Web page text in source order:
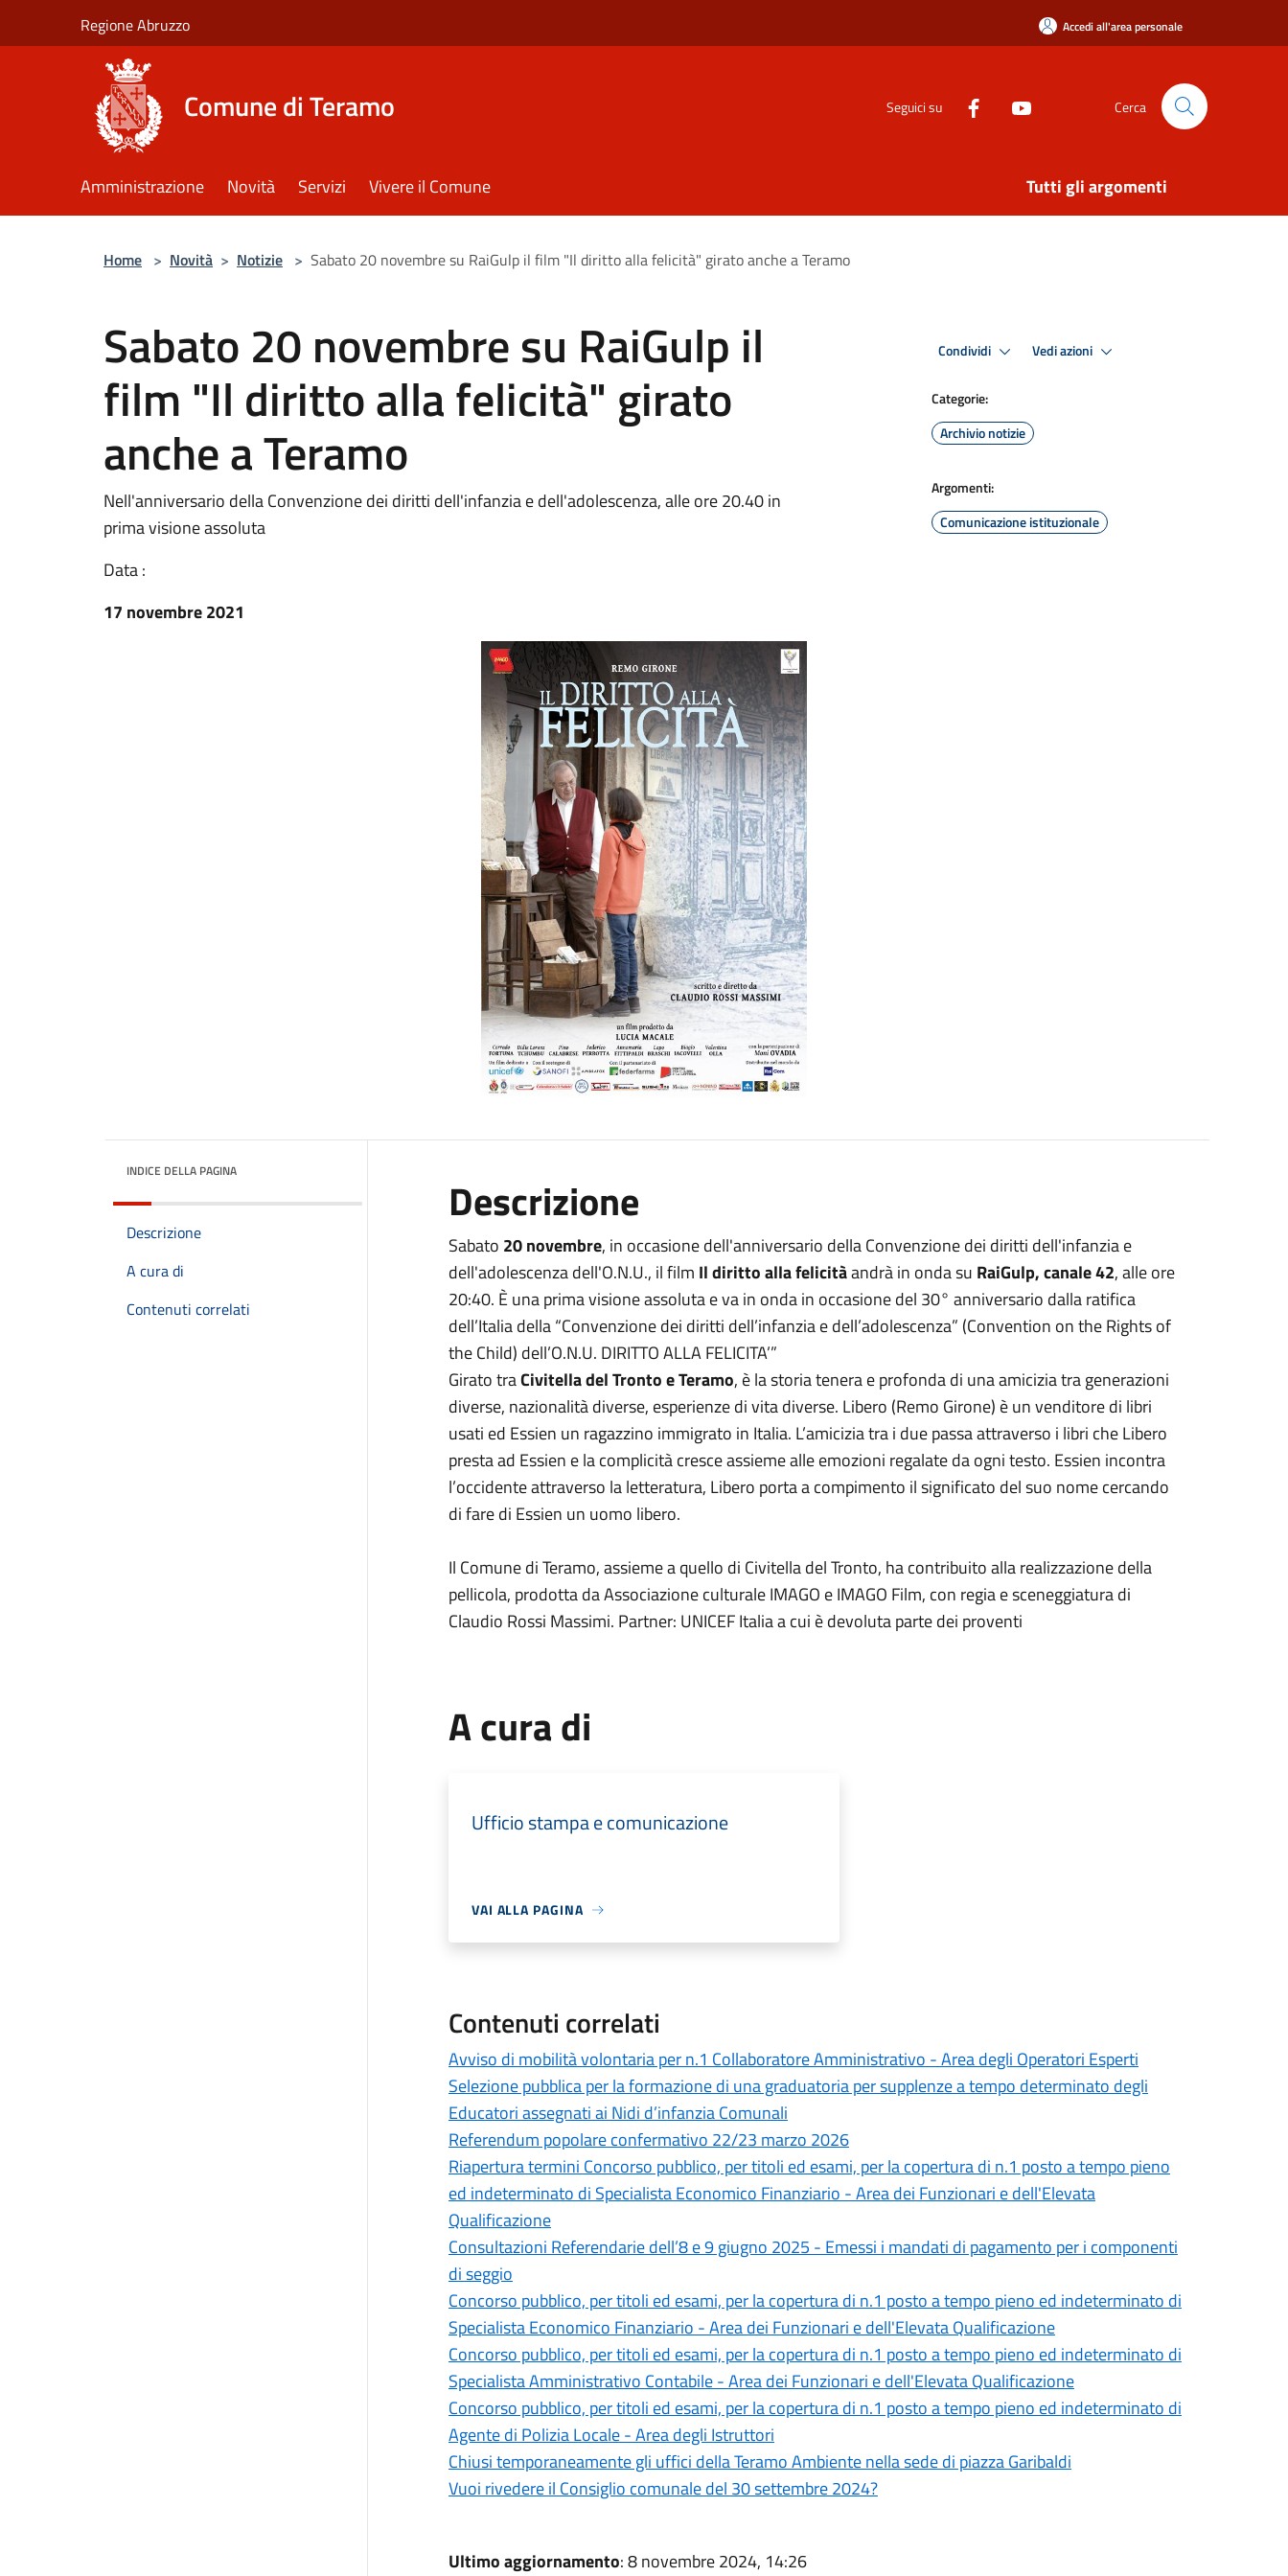
Regione Abruzzo Accedi all'area personale
Comune di Teramo Seguici su Cerca
Amministrazione Novità Servizi Vivere il Comune Tutti gli argomenti
Home > Novità > Notizie > Sabato 20 novembre su RaiGulp il film "Il diritto alla felicità" girato anche a Teramo
Sabato 20 novembre su RaiGulp il
film "Il diritto alla felicità" girato
anche a Teramo
Nell'anniversario della Convenzione dei diritti dell'infanzia e dell'adolescenza, alle ore 20.40 in
prima visione assoluta
Data :
17 novembre 2021
Condividi Vedi azioni
Categorie:
Archivio notizie
Argomenti:
Comunicazione istituzionale
INDICE DELLA PAGINA
Descrizione
A cura di
Contenuti correlati
Descrizione
Sabato 20 novembre, in occasione dell'anniversario della Convenzione dei diritti dell'infanzia e
dell'adolescenza dell'O.N.U., il film Il diritto alla felicitàandrà in onda su RaiGulp, canale 42, alle ore
20:40. È una prima visione assoluta e va in onda in occasione del 30° anniversario dalla ratifica
dell’Italia della “Convenzione dei diritti dell’infanzia e dell’adolescenza” (Convention on the Rights of
the Child) dell’O.N.U. DIRITTO ALLA FELICITA’”
Girato traCivitella del Tronto e Teramo, è la storia tenera e profonda di una amicizia tra generazioni
diverse, nazionalità diverse, esperienze di vita diverse. Libero (Remo Girone) è un venditore di libri
usati ed Essien un ragazzino immigrato in Italia. L’amicizia tra i due passa attraverso i libri che Libero
presta ad Essien e la complicità cresce assieme alle emozioni regalate da ogni testo. Essien incontra
l’occidente attraverso la letteratura, Libero porta a compimento il significato del suo nome cercando
di fare di Essien un uomo libero.
Il Comune di Teramo, assieme a quello di Civitella del Tronto, ha contribuito alla realizzazione della
pellicola, prodotta da Associazione culturale IMAGO e IMAGO Film, con regia e sceneggiatura di
Claudio Rossi Massimi. Partner: UNICEF Italia a cui è devoluta parte dei proventi
A cura di
Ufficio stampa e comunicazione
VAI ALLA PAGINA
Contenuti correlati
Avviso di mobilità volontaria per n.1 Collaboratore Amministrativo - Area degli Operatori Esperti
Selezione pubblica per la formazione di una graduatoria per supplenze a tempo determinato degli
Educatori assegnati ai Nidi d’infanzia Comunali
Referendum popolare confermativo 22/23 marzo 2026
Riapertura termini Concorso pubblico, per titoli ed esami, per la copertura di n.1 posto a tempo pieno
ed indeterminato di Specialista Economico Finanziario - Area dei Funzionari e dell'Elevata
Qualificazione
Consultazioni Referendarie dell’8 e 9 giugno 2025 - Emessi i mandati di pagamento per i componenti
di seggio
Concorso pubblico, per titoli ed esami, per la copertura di n.1 posto a tempo pieno ed indeterminato di
Specialista Economico Finanziario - Area dei Funzionari e dell'Elevata Qualificazione
Concorso pubblico, per titoli ed esami, per la copertura di n.1 posto a tempo pieno ed indeterminato di
Specialista Amministrativo Contabile - Area dei Funzionari e dell'Elevata Qualificazione
Concorso pubblico, per titoli ed esami, per la copertura di n.1 posto a tempo pieno ed indeterminato di
Agente di Polizia Locale - Area degli Istruttori
Chiusi temporaneamente gli uffici della Teramo Ambiente nella sede di piazza Garibaldi
Vuoi rivedere il Consiglio comunale del 30 settembre 2024?
Ultimo aggiornamento: 8 novembre 2024, 14:26